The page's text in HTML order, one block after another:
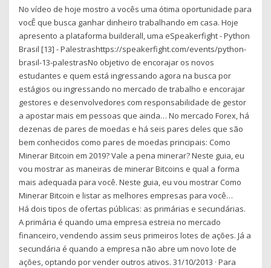
No vídeo de hoje mostro a vocês uma ótima oportunidade para
vocÊ que busca ganhar dinheiro trabalhando em casa. Hoje
apresento a plataforma builderall, uma eSpeakerfight - Python
Brasil [13] - Palestrashttps://speakerfight.com/events/python-
brasil-13-palestrasNo objetivo de encorajar os novos
estudantes e quem está ingressando agora na busca por
estágios ou ingressando no mercado de trabalho e encorajar
gestores e desenvolvedores com responsabilidade de gestor
a apostar mais em pessoas que ainda… No mercado Forex, há
dezenas de pares de moedas e há seis pares deles que são
bem conhecidos como pares de moedas principais: Como
Minerar Bitcoin em 2019? Vale a pena minerar? Neste guia, eu
vou mostrar as maneiras de minerar Bitcoins e qual a forma
mais adequada para você. Neste guia, eu vou mostrar Como
Minerar Bitcoin e listar as melhores empresas para você…
Há dois tipos de ofertas públicas: as primárias e secundárias.
A primária é quando uma empresa estreia no mercado
financeiro, vendendo assim seus primeiros lotes de ações. Já a
secundária é quando a empresa não abre um novo lote de
ações, optando por vender outros ativos. 31/10/2013 · Para